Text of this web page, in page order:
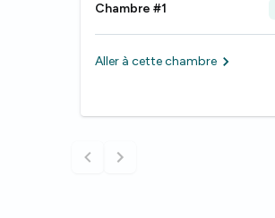
Chambre #1
Aller à cette chambre